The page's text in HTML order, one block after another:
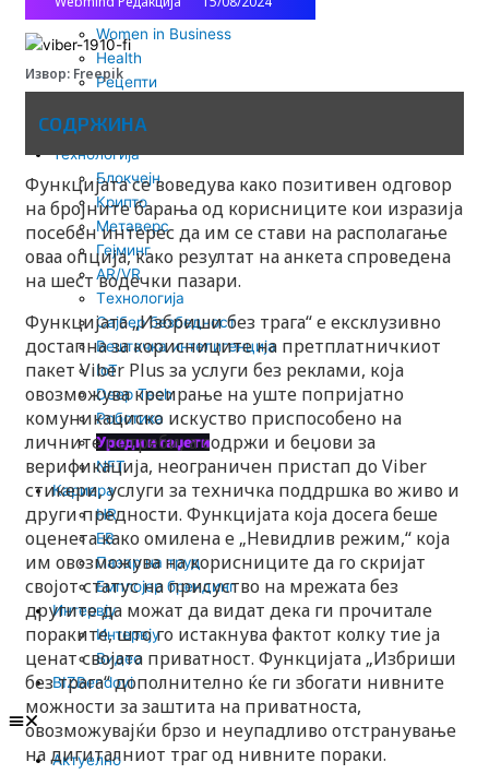
n
Lifestyle
Women in Business
Health
Рецепти
Травел
Технологија
Блокчејн
Крипто
Метаверс
Гејминг
AR/VR
Tехнологија
Сајбер безбедност
Вештачка интелигенција
IoT
Deep Tech
Роботика
Уреди и гаџети
NFT
Кариера
HR
EB
Пазар на труд
Емплојер брендинг
Интервју
Интервју
Видео
BIZBendovi
Актуелно
Извор: Freepik
СОДРЖИНА
Функцијата се воведува како позитивен одговор
на бројните барања од корисниците кои изразија
посебен интерес да им се стави на располагање
оваа опција, како резултат на анкета спроведена
на шест водечки пазари.
Функцијата „Избриши без трага“ е ексклузивно
достапна за корисниците на претплатничкиот
пакет Viber Plus за услуги без реклами, која
овозможува креирање на уште попријатно
комуникациско искуство приспособено на
личните потреби, а содржи и беџови за
верификација, неограничен пристап до Viber
стикери, услуги за техничка поддршка во живо и
други предности. Функцијата која досега беше
оценета како омилена е „Невидлив режим,“ која
им овозможува на корисниците да го скријат
својот статус на присуство на мрежата без
другите да можат да видат дека ги прочитале
пораките, што го истакнува фактот колку тие ја
ценат својата приватност. Функцијата „Избриши
без трага“ дополнително ќе ги збогати нивните
можности за заштита на приватноста,
овозможувајќи брзо и неупадливо отстранување
на дигиталниот траг од нивните пораки.